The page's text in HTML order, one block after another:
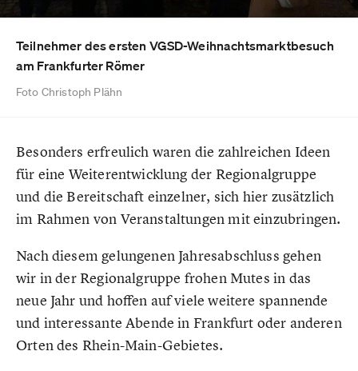
Teilnehmer des ersten VGSD-Weihnachtsmarktbesuch
am Frankfurter Römer
Foto Christoph Plähn
Besonders erfreulich waren die zahlreichen Ideen
für eine Weiterentwicklung der Regionalgruppe
und die Bereitschaft einzelner, sich hier zusätzlich
im Rahmen von Veranstaltungen mit einzubringen.
Nach diesem gelungenen Jahresabschluss gehen
wir in der Regionalgruppe frohen Mutes in das
neue Jahr und hoffen auf viele weitere spannende
und interessante Abende in Frankfurt oder anderen
Orten des Rhein-Main-Gebietes.